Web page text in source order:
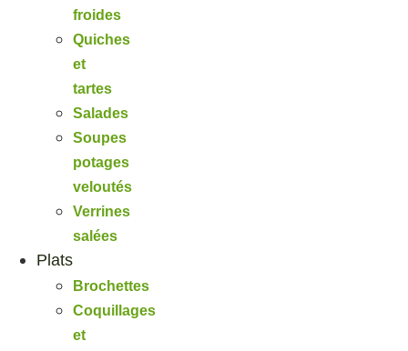
froides
Quiches
et
tartes
Salades
Soupes
potages
veloutés
Verrines
salées
Plats
Brochettes
Coquillages
et